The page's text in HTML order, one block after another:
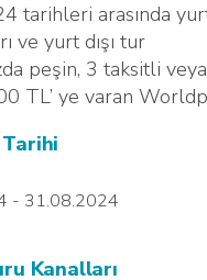
tarihleri arasında
ve yurt dışı tur
peşin, 3 taksitli
TL’ ye varan
- 31.08.2024
Kanalları